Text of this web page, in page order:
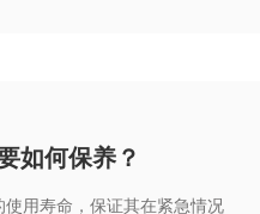
如何保养？
用寿命，保证其在紧急情况